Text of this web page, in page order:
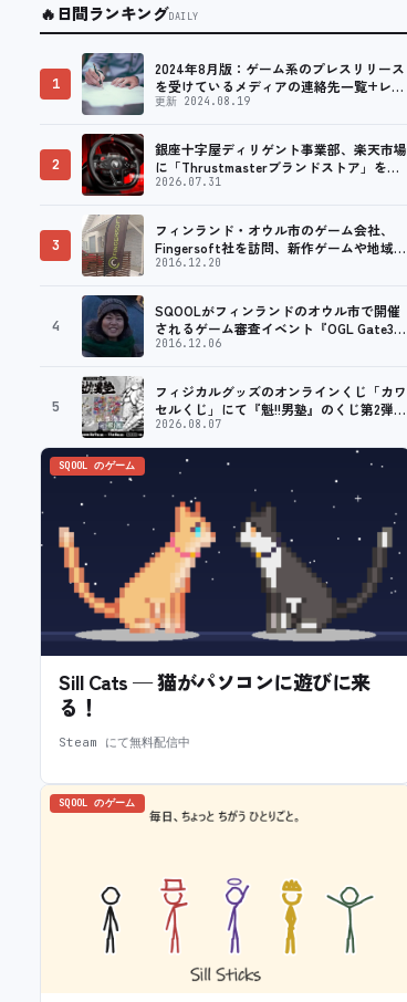
🔥日間ランキングDAILY
1
2024年8月版：ゲーム系のプレスリリース
を受けているメディアの連絡先一覧+レビ
ュー依頼先一覧
更新 2024.08.19
2
銀座十字屋ディリゲント事業部、楽天市場
に「Thrustmasterブランドストア」をオ
ープン。記念キャンペーンでポイントアッ
2026.07.31
3
フィンランド・オウル市のゲーム会社、
Fingersoft社を訪問、新作ゲームや地域貢
献について聞いてきました
2016.12.20
4
SQOOLがフィンランドのオウル市で開催
されるゲーム審査イベント『OGL Gate3』
のメディアパートナーに！
2016.12.06
5
フィジカルグッズのオンラインくじ「カワ
セルくじ」にて『魁!!男塾』のくじ第2弾が
販売開始！
2026.08.07
SQOOL のゲーム
Sill Cats — 猫がパソコンに遊びに来
る！
Steam にて無料配信中
SQOOL のゲーム